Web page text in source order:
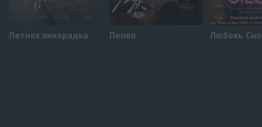
Летняя лихорадка Пепел Любовь